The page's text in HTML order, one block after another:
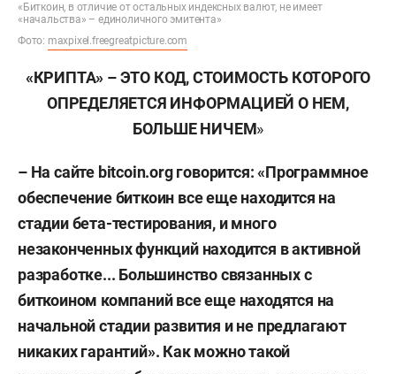
«Биткоин, в отличие от остальных индексных валют, не имеет
«начальства» – единоличного эмитента»
Фото: maxpixel.freegreatpicture.com
«КРИПТА» – ЭТО КОД, СТОИМОСТЬ КОТОРОГО
ОПРЕДЕЛЯЕТСЯ ИНФОРМАЦИЕЙ О НЕМ,
БОЛЬШЕ НИЧЕМ»
– На сайте bitcoin.org говорится: «Программное
обеспечение биткоин все еще находится на
стадии бета-тестирования, и много
незаконченных функций находится в активной
разработке... Большинство связанных с
биткоином компаний все еще находятся на
начальной стадии развития и не предлагают
никаких гарантий». Как можно такой